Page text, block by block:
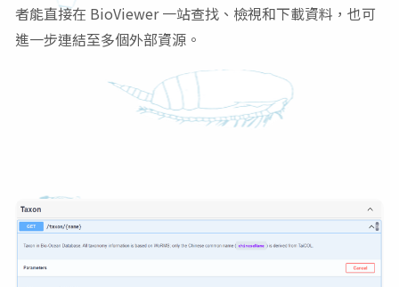
者能直接在 BioViewer 一站查找、檢視和下載資料，也可
進一步連結至多個外部資源。